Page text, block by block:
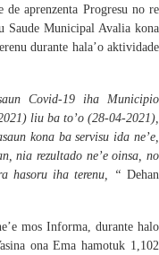
de aprenzenta Progresu no re
Saude Municipal Avalia kona
durante hala’o aktividade
Covid-19 iha Municipio
liu bato’o (28-04-2021),
kona ba servisu ida ne’e,
nia rezultado ne’e oinsa, no
hasoru iha terenu , “ Dehan
mos Informa, durante halo
ona Ema hamotuk 1,102